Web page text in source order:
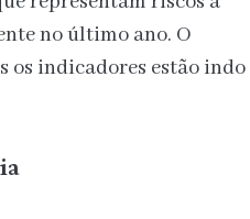
no último ano. O
os indicadores estão indo